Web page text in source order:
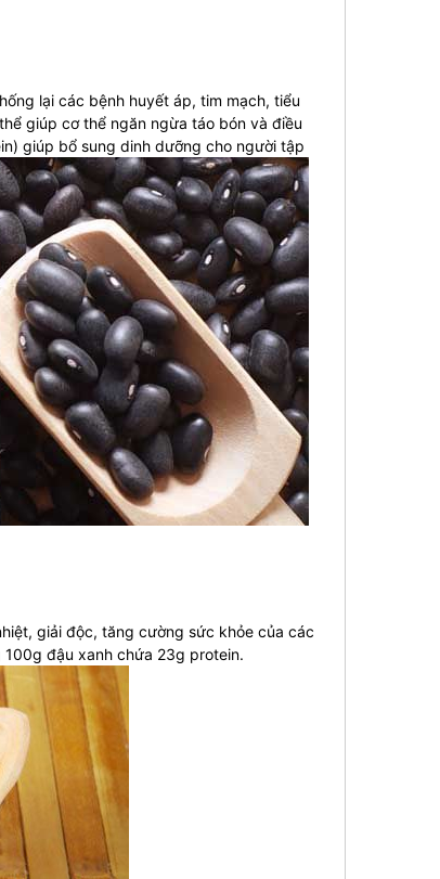
lại các bệnh huyết áp, tim mạch, tiểu
giúp cơ thể ngăn ngừa táo bón và điều
giúp bổ sung dinh dưỡng cho người tập
giải độc, tăng cường sức khỏe của các
đậu xanh chứa 23g protein.